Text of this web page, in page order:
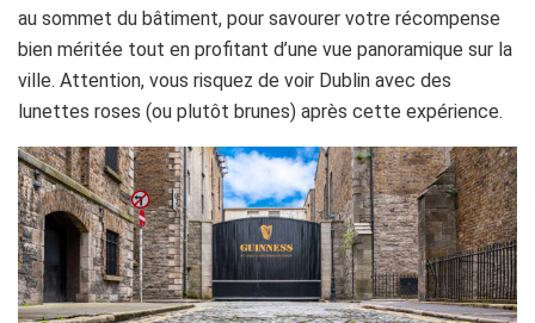
au sommet du bâtiment, pour savourer votre récompense
bien méritée tout en profitant d’une vue panoramique sur la
ville. Attention, vous risquez de voir Dublin avec des
lunettes roses (ou plutôt brunes) après cette expérience.